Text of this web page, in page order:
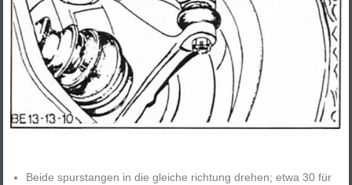
Beide spurstangen in die gleiche richtung drehen; etwa 30 für